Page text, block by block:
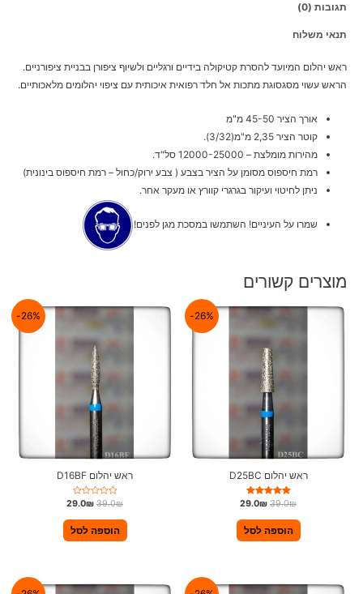
תגובות (0)
תנאי משלוח
ראש יהלום המיועד להסרת קטיקולה בידיים ורגליים ולשיוף ציפורן בבניית ציפורניים.
הראש עשוי מסגסוגת מתכות אל חלד רפואית איכותית עם ציפוי יהלומים מלאכותיים.
אורך הציר 45-50 מ"מ
קוטר הציר 2,35 מ"מ(3/32).
מהירות מומלצת – 12000-25000 סל"ד.
רמת חיספוס מסומן על הציר בצבע ( צבע ירוק/כחול – רמת חיספוס בינונית)
ניתן לחיטוי ועיקור בגרגרי קוורץ או מעקר אחר.
שמרו על העיניים! השתמשו במסכת מגן לפנים!
מוצרים קשורים
26%-
ראש יהלום D25BC
דורג
מתוך 5
39.0₪
29.0₪
הוספה לסל
26%-
ראש יהלום D16BF
ד
ר
ג
0
מ
39.0₪
29.0₪
הוספה לסל